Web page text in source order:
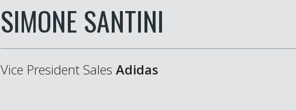
SIMONE SANTINI
Vice President Sales Adidas